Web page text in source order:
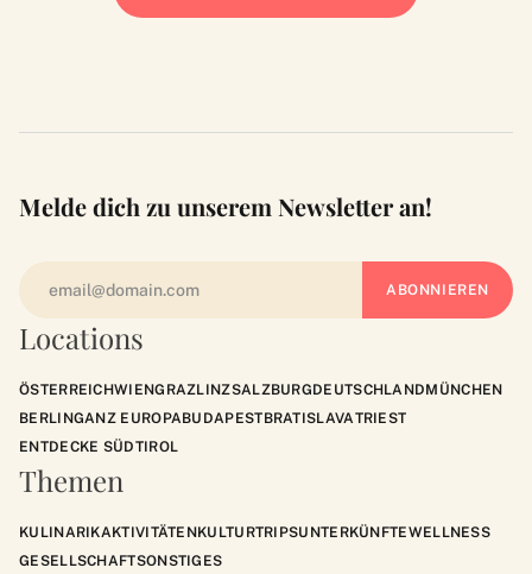
Locations
ÖSTERREICHWIENGRAZLINZSALZBURGDEUTSCHLANDMÜNCHEN
BERLINGANZ EUROPABUDAPESTBRATISLAVATRIEST
ENTDECKE SÜDTIROL
Themen
KULINARIKAKTIVITÄTENKULTURTRIPSUNTERKÜNFTEWELLNESS
GESELLSCHAFTSONSTIGES
Melde dich zu unserem Newsletter an!